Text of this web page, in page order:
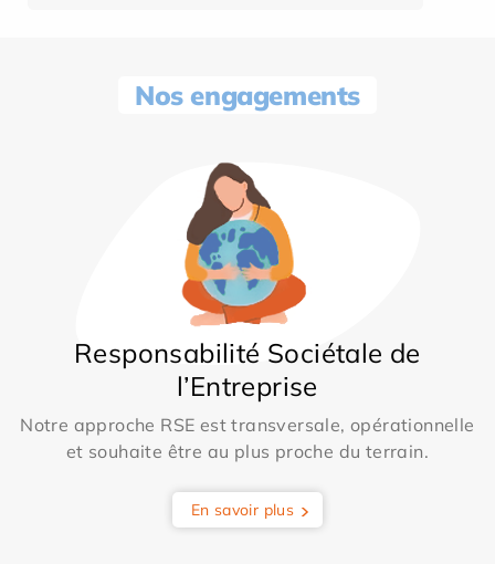
Nos engagements
Responsabilité Sociétale de
l’Entreprise
Notre approche RSE est transversale, opérationnelle
et souhaite être au plus proche du terrain.
En savoir plus